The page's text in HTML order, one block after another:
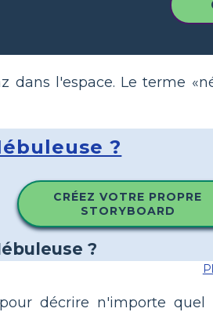
l'espace. Le terme
?
CRÉEZ VOTRE PROPRE
STORYBOARD
décrire n'importe quel